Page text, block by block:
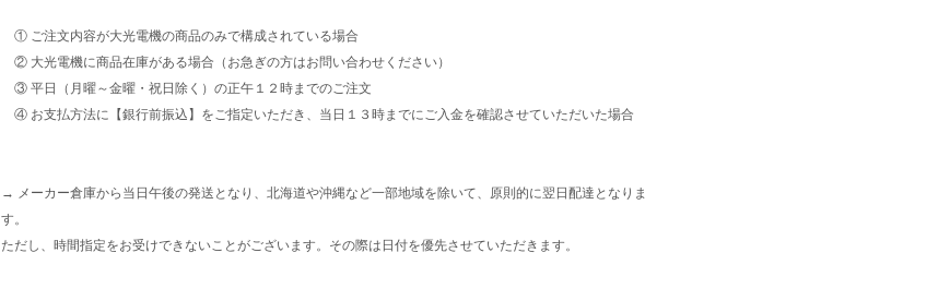
① ご注文内容が大光電機の商品のみで構成されている場合
② 大光電機に商品在庫がある場合（お急ぎの方はお問い合わせください）
③ 平日（月曜～金曜・祝日除く）の正午１２時までのご注文
④ お支払方法に【銀行前振込】をご指定いただき、当日１３時までにご入金を確認させていただいた場合
→ メーカー倉庫から当日午後の発送となり、北海道や沖縄など一部地域を除いて、原則的に翌日配達となりま
す。
ただし、時間指定をお受けできないことがございます。その際は日付を優先させていただきます。